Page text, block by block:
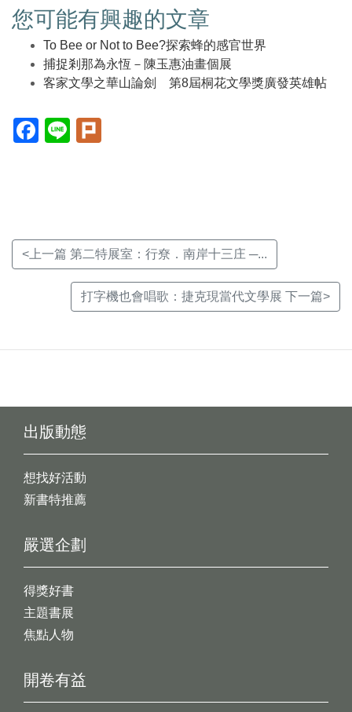
您可能有興趣的文章
To Bee or Not to Bee?探索蜂的感官世界
捕捉剎那為永恆－陳玉惠油畫個展
客家文學之華山論劍 第8屆桐花文學獎廣發英雄帖
Facebook(另
開
Line(另
開
<上一篇 第二特展室：行尞．南岸十三庄 ─...
打字機也會唱歌：捷克現當代文學展 下一篇>
出版動態
想找好活動
新書特推薦
開卷有益
嚴選企劃
得獎好書
主題書展
焦點人物